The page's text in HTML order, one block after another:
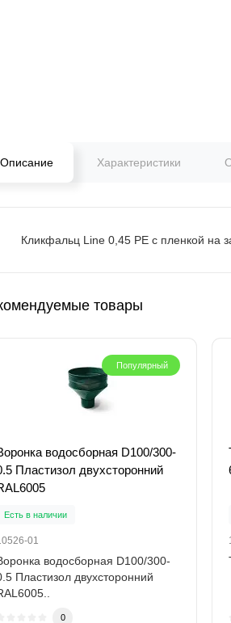
Описание Характеристики
Кликфальц Line 0,45 PE с пленкой на
товары
Популярный
водосборная D100/300-
Пластизол двухсторонний
Есть в наличии
01
водосборная D100/300-
Пластизол двухсторонний
0